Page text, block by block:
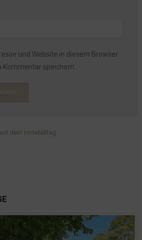
und Website in diesem Browser
speichern.
dem Hotelalltag